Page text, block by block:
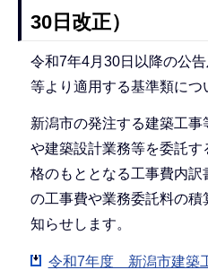
30日改正）
令和7年4月30日以降の公
等より適用する基準類につ
新潟市の発注する建築工
や建築設計業務等を委託
格のもととなる工事費内
の工事費や業務委託料の
知らせします。
令和7年度 新潟市建築